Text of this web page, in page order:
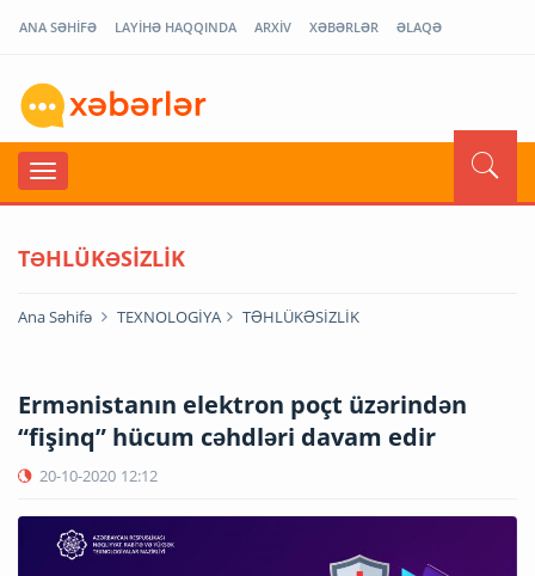
ANA SƏHİFƏ LAYİHƏ HAQQINDA ARXİV XƏBƏRLƏR ƏLAQƏ
TƏHLÜKƏSİZLİK
Ana Səhifə TEXNOLOGİYA TƏHLÜKƏSİZLİK
Ermənistanın elektron poçt üzərindən
“fişinq” hücum cəhdləri davam edir
20-10-2020 12:12